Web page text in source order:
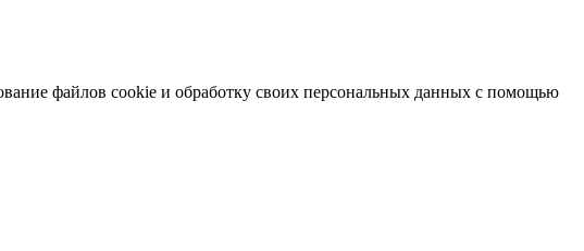
файлов cookie и обработку своих персональных данных с помощью